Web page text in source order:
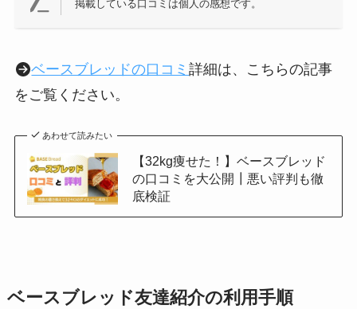
掲載している口コミは個人の感想です。
ベースブレッドの口コミ詳細は、こちらの記事
をご覧ください。
あわせて読みたい
【32kg痩せた！】ベースブレッド
の口コミを大公開┃悪い評判も徹
底検証
ベースブレッド友達紹介の利用手順